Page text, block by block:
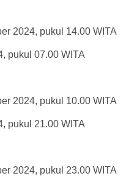
2024, pukul 14.00 WITA
pukul 07.00 WITA
2024, pukul 10.00 WITA
pukul 21.00 WITA
2024, pukul 23.00 WITA